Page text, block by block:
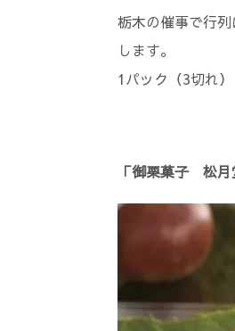
栃木の催事で行
します。
1パック（3切れ
「御栗菓子 松月